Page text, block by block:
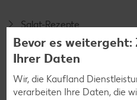
Salat-Rezepte
Spargel-Rezepte
Fleisch-Rezepte
Fisch-Rezepte
Bevor es
Ihrer Daten
Wir, die Kaufland
verarbeiten Ihre Daten, die